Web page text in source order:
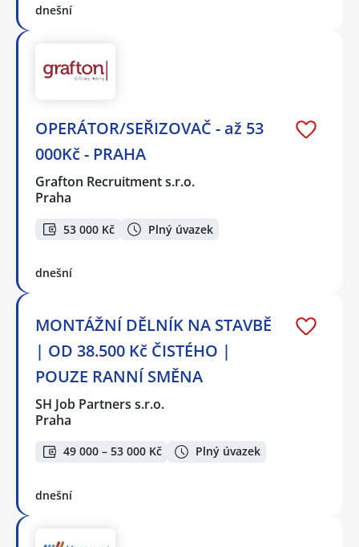
dnešní
OPERÁTOR/SEŘIZOVAČ - až 53
000Kč - PRAHA
Grafton Recruitment s.r.o.
Praha
53 000 Kč Plný úvazek
dnešní
MONTÁŽNÍ DĚLNÍK NA STAVBĚ
| OD 38.500 Kč ČISTÉHO |
POUZE RANNÍ SMĚNA
SH Job Partners s.r.o.
Praha
49 000 – 53 000 Kč Plný úvazek
dnešní